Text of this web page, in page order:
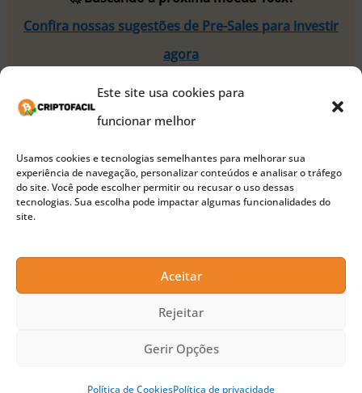
Este site usa cookies para
funcionar melhor
Usamos cookies e tecnologias semelhantes para melhorar sua
experiência de navegação, personalizar conteúdos e analisar o tráfego
do site. Você pode escolher permitir ou recusar o uso dessas
tecnologias. Sua escolha pode impactar algumas funcionalidades do
site.
Aceitar
Rejeitar
Gerir Opções
Política de CookiesPolítica de privacidade
Confira nossas sugestões de Pre-Sales para investir
agora
Além dos clientes da Mynt, os correntistas do BTG
Pactual também poderão utilizar a stablecoin. Mas
o banco não confirmou se eles poderão utilizá-la
para fazer remessas internacionais.
o uso de stablecoins tende a se disseminar no país
a partir do próximo ano. Isso deve se intensificar a
partir do lançamento doReal Digital
para ocorrer justamente em 2024.